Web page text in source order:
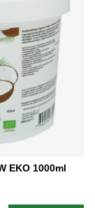
EKO 1000ml